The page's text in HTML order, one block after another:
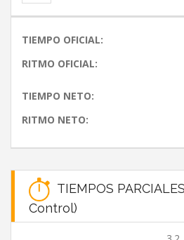
TIEMPO OFICIAL:
RITMO OFICIAL:
TIEMPO NETO:
RITMO NETO:
TIEMPOS
Control)